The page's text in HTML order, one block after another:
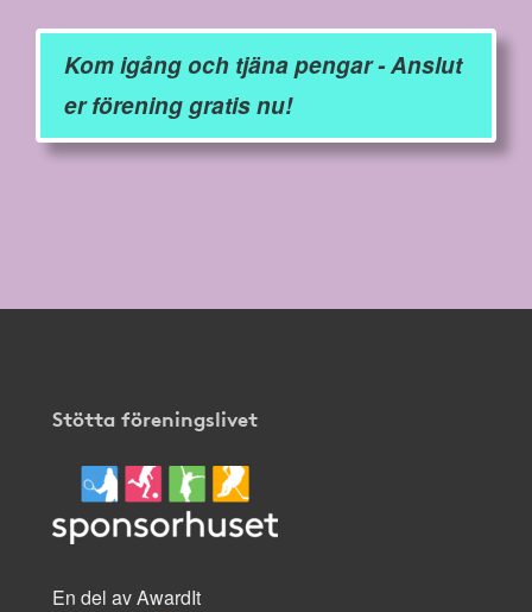
Kom igång och tjäna pengar - Anslut
er förening gratis nu!
Stötta föreningslivet
En del av AwardIt